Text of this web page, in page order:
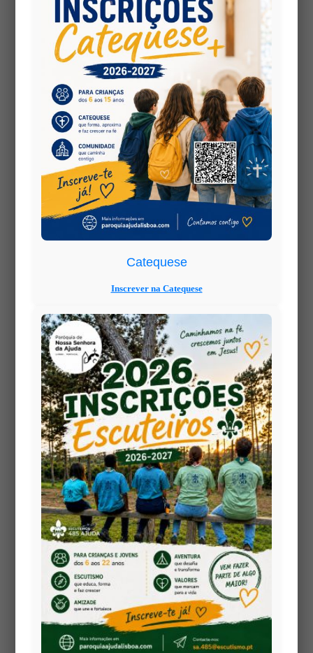
O Patriarca Emérito de Lisboa, D. José Policarpo
lembrava que “a Eucaristia nunca pode ser apenas
um rito: é um encontro, é alimento, é envio. E
ninguém pode ficar privado dela por causa da
fragilidade física.”
Inspirados nestas palavras, os Ministros
Extraordinários tornam-se verdadeiros
missionários da esperança , pois não levam
apenas o Corpo de Cristo –levam também a
presença da comunidade, da Igreja viva que
acompanha, escuta e consola.
assembleia, sente-se em casa, na Igreja que o
📌 Como solicitar a Comunhão ao
domicílio
Se você ou um familiar necessita de receber a
Comunhão em casa, pode solicitar este serviço da
seguinte forma:
1. Contacte o Atendimento Paroquial–Sala de
Acolhimento
🕘 Das 9h às 13h e das 16h às 19h
📞 Telefone:213 630 039
2. Indique as seguintes informações:
Nome, idade e contacto telefónico;
Morada completa;
Dia e hora mais adequada para a visita;
Será posteriormente informado da data de início e
Catequese
Inscrever na Catequese